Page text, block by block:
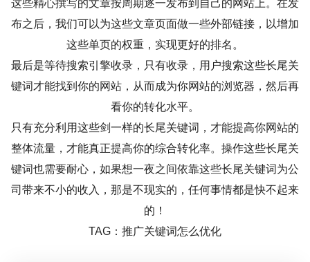
这些精心撰写的文章按周期逐一发布到自己的网站上。在发
布之后，我们可以为这些文章页面做一些外部链接，以增加
这些单页的权重，实现更好的排名。
最后是等待搜索引擎收录，只有收录，用户搜索这些长尾关
键词才能找到你的网站，从而成为你网站的浏览器，然后再
看你的转化水平。
只有充分利用这些剑一样的长尾关键词，才能提高你网站的
整体流量，才能真正提高你的综合转化率。操作这些长尾关
键词也需要耐心，如果想一夜之间依靠这些长尾关键词为公
司带来不小的收入，那是不现实的，任何事情都是快不起来
的！
TAG：推广关键词怎么优化